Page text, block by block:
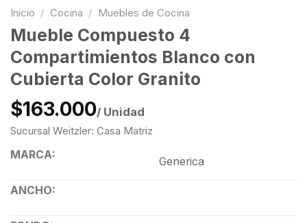
Inicio / Cocina / Muebles de Cocina
Mueble Compuesto 4
Compartimientos Blanco con
Cubierta Color Granito
$163.000/ Unidad
Sucursal Weitzler: Casa Matriz
MARCA:
Generica
ANCHO: